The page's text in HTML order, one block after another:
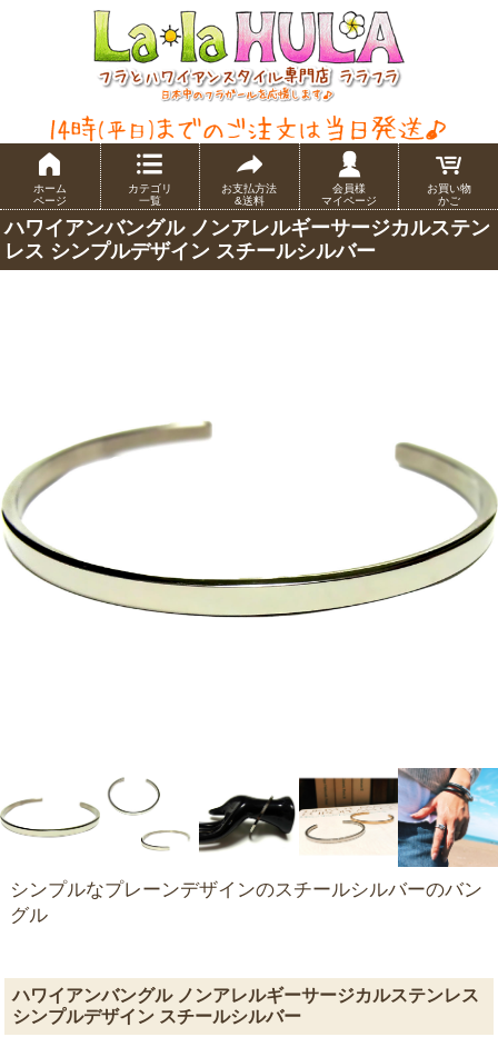
ホーム
ページ
カテゴリ
一覧
お支払方法
&送料
会員様
マイページ
お買い物
かご
ハワイアンバングル ノンアレルギーサージカルステン
レス シンプルデザイン スチールシルバー
シンプルなプレーンデザインのスチールシルバーのバン
グル
ハワイアンバングル ノンアレルギーサージカルステンレス
シンプルデザイン スチールシルバー